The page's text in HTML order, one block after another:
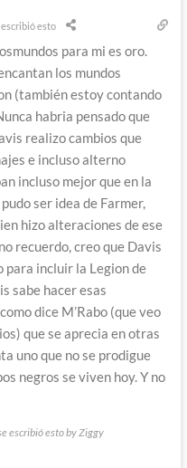
escribió esto
para mi es oro.
los mundos
(también estoy contando
habria pensado que
realizo cambios que
e incluso alterno
incluso mejor que en la
ser idea de Farmer,
hizo alteraciones de ese
recuerdo, creo que Davis
para incluir la Legion de
sabe hacer esas
dice M’Rabo (que veo
que se aprecia en otras
uno que no se prodigue
negros se viven hoy. Y no
escribió esto by Ziggy